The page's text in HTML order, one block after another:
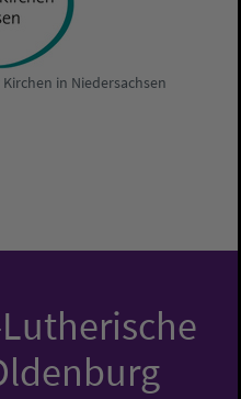
in Niedersachsen